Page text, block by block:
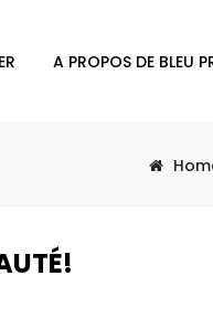
A PROPOS DE BLEU